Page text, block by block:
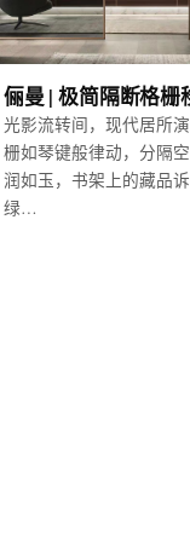
俪曼 | 极简隔断格栅
光影流转间，现代居所
栅如琴键般律动，分隔
润如玉，书架上的藏品
绿…